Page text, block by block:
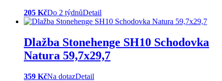
205 KčDo 2 týdnůDetail
Dlažba Stonehenge SH10 Schodovka
Natura 59,7x29,7
359 KčNa dotazDetail